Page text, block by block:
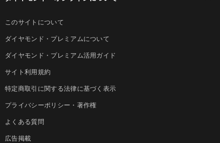
このサイトについて
ダイヤモンド・プレミアムについて
ダイヤモンド・プレミアム活用ガイド
サイト利用規約
特定商取引に関する法律に基づく表示
プライバシーポリシー・著作権
よくある質問
広告掲載